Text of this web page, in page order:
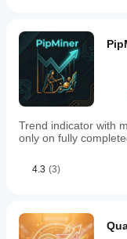
Trend indicator with
only on fully
4.3 (3)